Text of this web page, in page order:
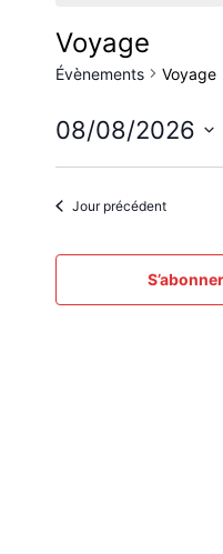
Voyage
Évènements Voyage
08/08/2026
Sélectionnez
Jour précédent